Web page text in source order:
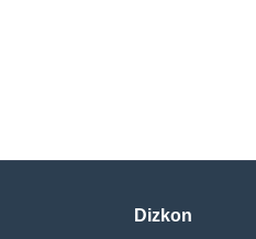
Dizkon